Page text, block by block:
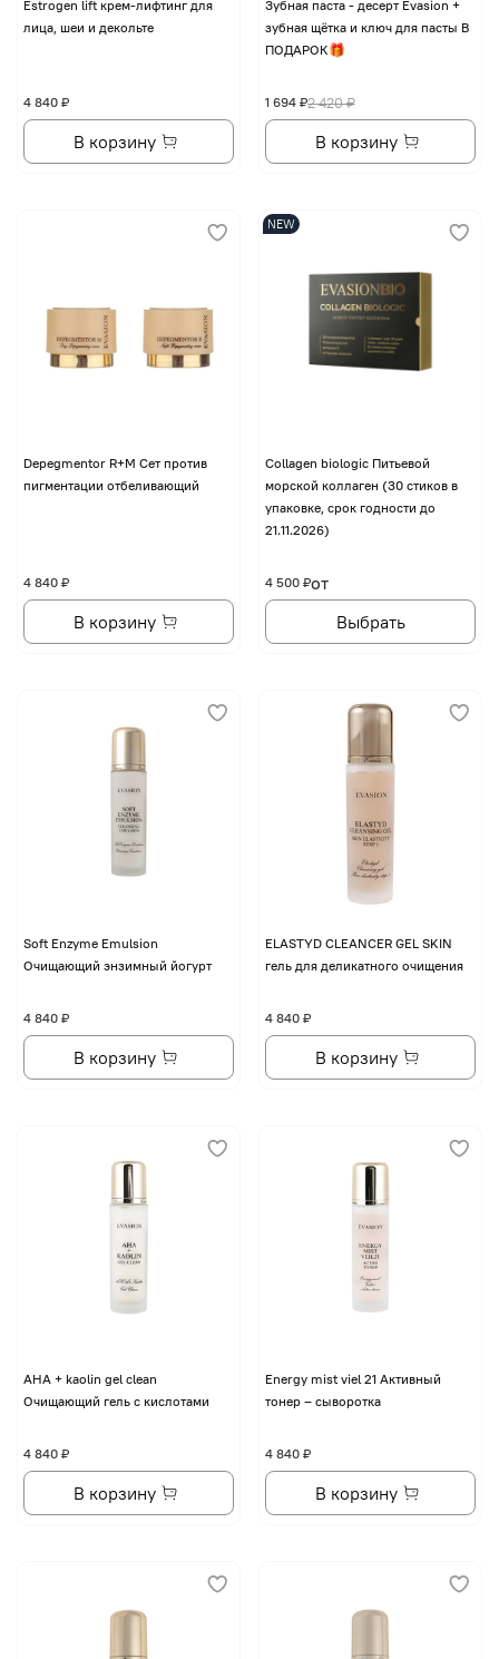
Еstrogen lift крем-лифтинг для
лица, шеи и декольте
4 840 ₽
В корзину
Зубная паста - десерт Evasion +
зубная щётка и ключ для пасты В
ПОДАРОК🎁
2 420 ₽
1 694 ₽
В корзину
Depegmentor R+M Сет против
пигментации отбеливающий
4 840 ₽
В корзину
NEW
Collagen biologic Питьевой
морской коллаген (30 стиков в
упаковке, срок годности до
21.11.2026)
от
4 500 ₽
Выбрать
Soft Enzyme Emulsion
Очищающий энзимный йогурт
4 840 ₽
В корзину
ELASTYD CLEANCER GEL SKIN
гель для деликатного очищения
4 840 ₽
В корзину
AHA + kaolin gel clean
Очищающий гель с кислотами
4 840 ₽
В корзину
Energy mist viel 21 Активный
тонер – сыворотка
4 840 ₽
В корзину